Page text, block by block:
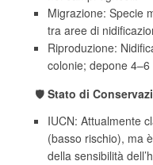
Migrazione: Specie
tra aree di
Riproduzione:
colonie; depone 4–6
🛡️ Stato di
IUCN: Attualmente
(basso rischio), ma
della sensibilità